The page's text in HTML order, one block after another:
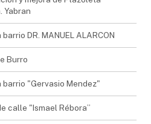
Yabran
DR. MANUEL ALARCON
Burro
barrio "Gervasio Mendez"
calle "Ismael Rébora”